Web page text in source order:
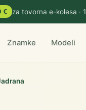
€ za tovorna e-kolesa ·
Znamke Modeli